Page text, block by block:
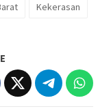
Kekerasan